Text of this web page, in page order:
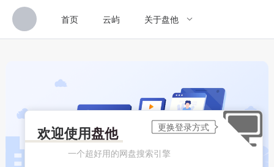
首页 云屿 关于盘他
欢迎使用盘他
一个超好用的网盘搜索引擎